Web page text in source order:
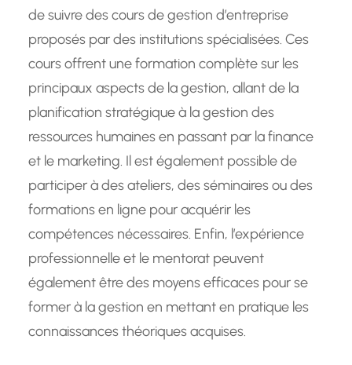
de suivre des cours de gestion d’entreprise
proposés par des institutions spécialisées. Ces
cours offrent une formation complète sur les
principaux aspects de la gestion, allant de la
planification stratégique à la gestion des
ressources humaines en passant par la finance
et le marketing. Il est également possible de
participer à des ateliers, des séminaires ou des
formations en ligne pour acquérir les
compétences nécessaires. Enfin, l’expérience
professionnelle et le mentorat peuvent
également être des moyens efficaces pour se
former à la gestion en mettant en pratique les
connaissances théoriques acquises.